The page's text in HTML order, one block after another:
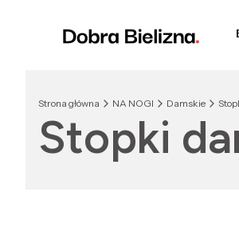
Strona główna NA NOGI Damskie
Stopki